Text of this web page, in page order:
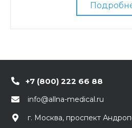
+7 (800) 222 66 88
info@allna-medical.ru
г. Москва, проспект